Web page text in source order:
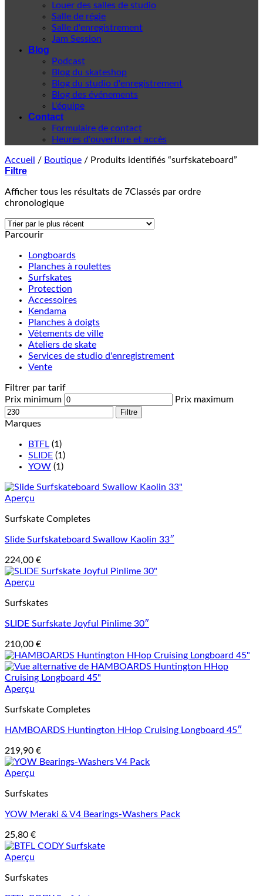
Louer des salles de studio
Salle de régie
Salle d'enregistrement
Jam Session
Blog
Podcast
Blog du skateshop
Blog du studio d'enregistrement
Blog des événements
L'équipe
Contact
Formulaire de contact
Heures d'ouverture et accès
Accueil / Boutique / Produits identifiés “surfskateboard”
Filtre
Afficher tous les résultats de 7Classés par ordre
chronologique
Parcourir
Longboards
Planches à roulettes
Surfskates
Protection
Accessoires
Kendama
Planches à doigts
Vêtements de ville
Ateliers de skate
Services de studio d'enregistrement
Vente
Filtrer par tarif
Prix minimum
Prix maximum
Filtre
Marques
BTFL (1)
SLIDE (1)
YOW (1)
Aperçu
Surfskate Completes
Slide Surfskateboard Swallow Kaolin 33″
224,00 €
Aperçu
Surfskates
SLIDE Surfskate Joyful Pinlime 30″
210,00 €
Aperçu
Surfskate Completes
HAMBOARDS Huntington HHop Cruising Longboard 45″
219,90 €
Aperçu
Surfskates
YOW Meraki & V4 Bearings-Washers Pack
25,80 €
Aperçu
Surfskates